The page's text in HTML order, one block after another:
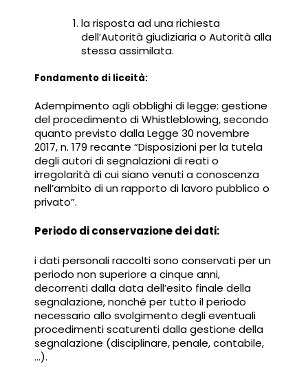
la risposta ad una richiesta
dell’Autorità giudiziaria o Autorità alla
stessa assimilata.
Fondamento di liceità:
Adempimento agli obblighi di legge: gestione
del procedimento di Whistleblowing, secondo
quanto previsto dalla Legge 30 novembre
2017, n. 179 recante “Disposizioni per la tutela
degli autori di segnalazioni di reati o
irregolarità di cui siano venuti a conoscenza
nell’ambito di un rapporto di lavoro pubblico o
privato”.
Periodo di conservazione dei dati:
i dati personali raccolti sono conservati per un
periodo non superiore a cinque anni,
decorrenti dalla data dell’esito finale della
segnalazione, nonché per tutto il periodo
necessario allo svolgimento degli eventuali
procedimenti scaturenti dalla gestione della
segnalazione (disciplinare, penale, contabile,
…).